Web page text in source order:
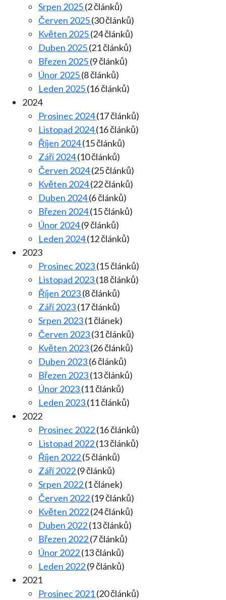
Srpen 2025(2 článků)
Červen 2025(30 článků)
Květen 2025(24 článků)
Duben 2025(21 článků)
Březen 2025(9 článků)
Únor 2025(8 článků)
Leden 2025(16 článků)
2024
Prosinec 2024(17 článků)
Listopad 2024(16 článků)
Říjen 2024(15 článků)
Září 2024(10 článků)
Červen 2024(25 článků)
Květen 2024(22 článků)
Duben 2024(6 článků)
Březen 2024(15 článků)
Únor 2024(9 článků)
Leden 2024(12 článků)
2023
Prosinec 2023(15 článků)
Listopad 2023(18 článků)
Říjen 2023(8 článků)
Září 2023(17 článků)
Srpen 2023(1 článek)
Červen 2023(31 článků)
Květen 2023(26 článků)
Duben 2023(6 článků)
Březen 2023(13 článků)
Únor 2023(11 článků)
Leden 2023(11 článků)
2022
Prosinec 2022(16 článků)
Listopad 2022(13 článků)
Říjen 2022(5 článků)
Září 2022(9 článků)
Srpen 2022(1 článek)
Červen 2022(19 článků)
Květen 2022(24 článků)
Duben 2022(13 článků)
Březen 2022(7 článků)
Únor 2022(13 článků)
Leden 2022(9 článků)
2021
Prosinec 2021(20 článků)